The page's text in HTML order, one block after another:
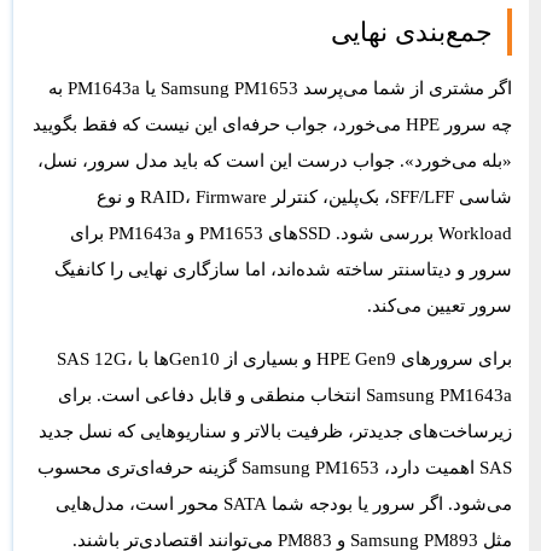
جمع‌بندی نهایی
اگر مشتری از شما می‌پرسد
Samsung PM1653 یا PM1643a به
چه سرور HPE می‌خورد
، جواب حرفه‌ای این نیست که فقط بگویید
«بله می‌خورد». جواب درست این است که باید مدل سرور، نسل،
شاسی SFF/LFF، بک‌پلین، کنترلر RAID، Firmware و نوع
Workload بررسی شود. SSDهای PM1653 و PM1643a برای
سرور و دیتاسنتر ساخته شده‌اند، اما سازگاری نهایی را کانفیگ
سرور تعیین می‌کند.
برای سرورهای HPE Gen9 و بسیاری از Gen10ها با SAS 12G،
Samsung PM1643a انتخاب منطقی و قابل دفاعی است. برای
زیرساخت‌های جدیدتر، ظرفیت بالاتر و سناریوهایی که نسل جدید
SAS اهمیت دارد،
Samsung PM1653 گزینه حرفه‌ای‌تری محسوب
می‌شود. اگر سرور یا بودجه شما SATA محور است، مدل‌هایی
مثل Samsung PM893 و PM883 می‌توانند اقتصادی‌تر باشند.